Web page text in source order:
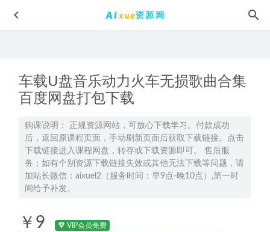
车载U盘音乐动力火车无损歌曲合集
百度网盘打包下载
购课说明： 正规资源网站，可放心下载学习。付款成功
后，返回原课程页面，手动刷新页面后获取下载链接。点击
下载链接进入课程网盘，转存或下载资源即可。 售后服
务：如有个别资源下载链接失效或其他无法下载等问题，请
加站长微信：aixuel2（服务时间：早9点-晚10点）,第一时
间给予补发。
￥9 VIP会员免费
张华高三数学s冲顶班2025高考数学二轮复习春季班 2025-02-
2025周云高三生物一轮复习秋季班网课教程 2024-09-14
2024郑关飞高三政治二三轮复习寒春班
2022-05-15